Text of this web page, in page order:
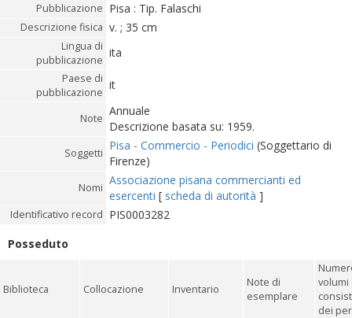
Pubblicazione Pisa : Tip. Falaschi
Descrizione fisica v. ; 35 cm
Lingua di
pubblicazione
ita
Paese di
pubblicazione
it
Note
Annuale
Descrizione basata su: 1959.
Soggetti
Pisa - Commercio - Periodici (Soggettario di
Firenze)
Nomi
Associazione pisana commercianti ed
esercenti [ scheda di autorità ]
Identificativo record PIS0003282
Posseduto
Biblioteca Collocazione Inventario
Note di
esemplare
volumi
dei